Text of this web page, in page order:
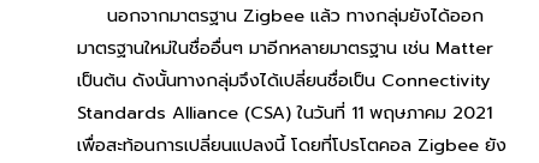
นอกจากมาตรฐาน Zigbee แล้ว ทางกลุ่มยังได้ออก
มาตรฐานใหม่ในชื่ออื่นๆ มาอีกหลายมาตรฐาน เช่น Matter
เป็นต้น ดังนั้นทางกลุ่มจึงได้เปลี่ยนชื่อเป็น Connectivity
Standards Alliance (CSA) ในวันที่ 11 พฤษภาคม 2021
เพื่อสะท้อนการเปลี่ยนแปลงนี้ โดยที่โปรโตคอล Zigbee ยัง